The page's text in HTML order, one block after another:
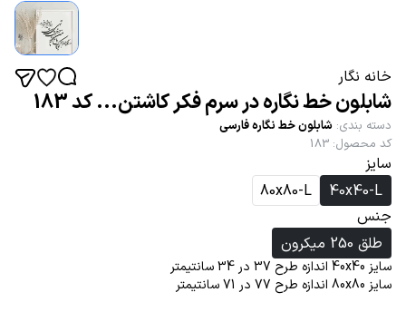
خانه نگار
شابلون خط نگاره در سرم فکر کاشتن... کد 183
دسته بندی: شابلون خط نگاره فارسی
کد محصول:
183
سایز
40x40-L
80x80-L
جنس
طلق 250 میکرون
سایز 40x40 اندازه طرح 37 در 34 سانتیمتر
سایز 80x80 اندازه طرح 77 در 71 سانتیمتر